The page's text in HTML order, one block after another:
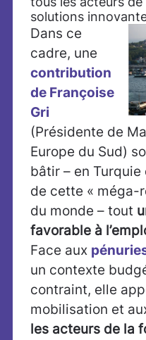
solutions
Dans ce
cadre, une
contribution
de Françoise
Gri
(Présidente de
Europe du Sud)
bâtir – en Turquie
de cette « méga-
du monde – tout
favorable à
Face aux
un contexte
contraint, elle
mobilisation et
les acteurs de la